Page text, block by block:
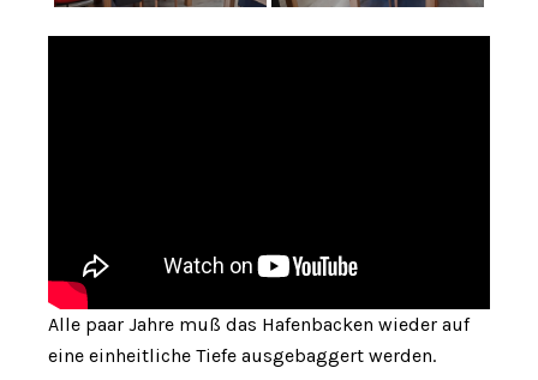
Alle paar Jahre muß das Hafenbacken wieder auf
eine einheitliche Tiefe ausgebaggert werden.